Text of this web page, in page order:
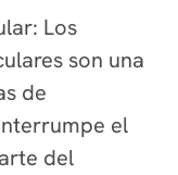
Los
son una
de
el
del